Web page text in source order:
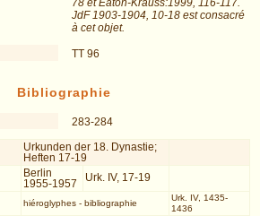
78 et Eaton-Krauss:1999, 116-117.
JdF 1903-1904, 10-18 est consacré
à cet objet.
TT 96
Bibliographie
283-284
Urkunden der 18. Dynastie;
Heften 17-19
Berlin
1955-1957
Urk. IV, 17-19
hiéroglyphes- bibliographie
Urk. IV, 1435-
1436